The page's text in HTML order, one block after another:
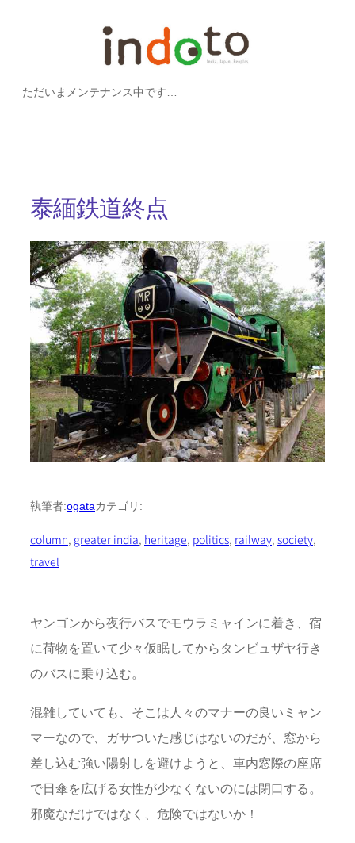
ただいまメンテナンス中です…
泰緬鉄道終点
執筆者:ogataカテゴリ:
column, greater india, heritage, politics, railway, society
travel
ヤンゴンから夜行バスでモウラミャインに着き、宿
に荷物を置いて少々仮眠してからタンビュザヤ行き
のバスに乗り込む。
混雑していても、そこは人々のマナーの良いミャン
マーなので、ガサついた感じはないのだが、窓から
差し込む強い陽射しを避けようと、車内窓際の座席
で日傘を広げる女性が少なくないのには閉口する。
邪魔なだけではなく、危険ではないか！